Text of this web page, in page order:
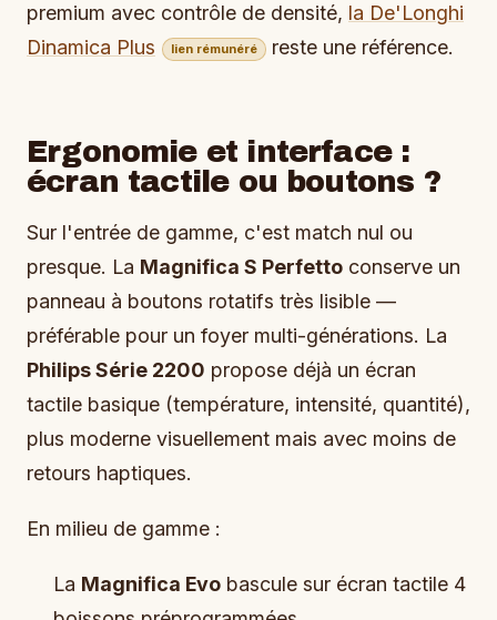
premium avec contrôle de densité, la De'Longhi
Dinamica Plus
lien rémunéré reste une référence.
Ergonomie et interface :
écran tactile ou boutons ?
Sur l'entrée de gamme, c'est match nul ou
presque. La Magnifica S Perfetto conserve un
panneau à boutons rotatifs très lisible —
préférable pour un foyer multi-générations. La
Philips Série 2200 propose déjà un écran
tactile basique (température, intensité, quantité),
plus moderne visuellement mais avec moins de
retours haptiques.
En milieu de gamme :
La Magnifica Evo bascule sur écran tactile 4